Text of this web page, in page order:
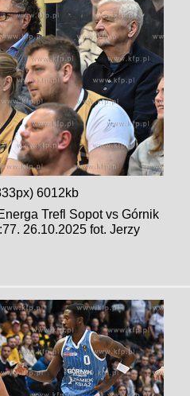
6012kb
Trefl Sopot vs Górnik
26.10.2025 fot. Jerzy